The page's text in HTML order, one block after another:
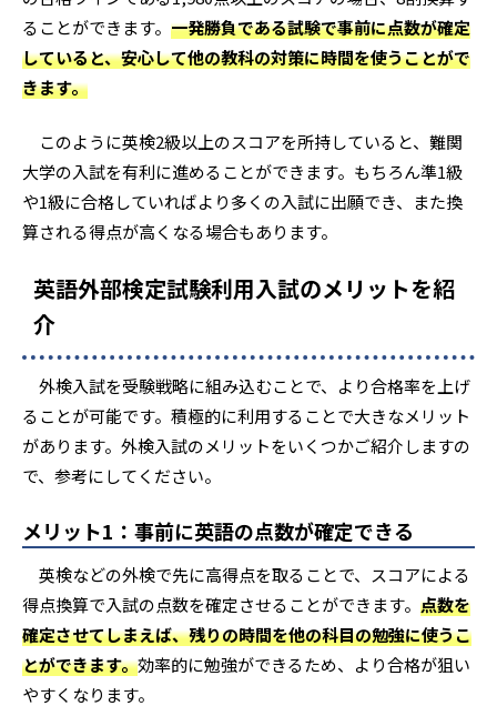
ることができます。 一発勝負である試験で事前に点数が確定
していると、安心して他の教科の対策に時間を使うことがで
きます。
このように英検2級以上のスコアを所持していると、難関
大学の入試を有利に進めることができます。もちろん準1級
や1級に合格していればより多くの入試に出願でき、また換
算される得点が高くなる場合もあります。
英語外部検定試験利用入試のメリットを紹
介
外検入試を受験戦略に組み込むことで、より合格率を上げ
ることが可能です。積極的に利用することで大きなメリット
があります。外検入試のメリットをいくつかご紹介しますの
で、参考にしてください。
メリット1：事前に英語の点数が確定できる
英検などの外検で先に高得点を取ることで、スコアによる
得点換算で入試の点数を確定させることができます。 点数を
確定させてしまえば、残りの時間を他の科目の勉強に使うこ
とができます。効率的に勉強ができるため、より合格が狙い
やすくなります。